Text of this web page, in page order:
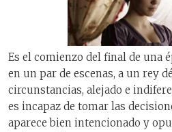
Es el comienzo del final de una
en un par de escenas, a un rey
circunstancias, alejado e
es incapaz de tomar las
aparece bien intencionado y